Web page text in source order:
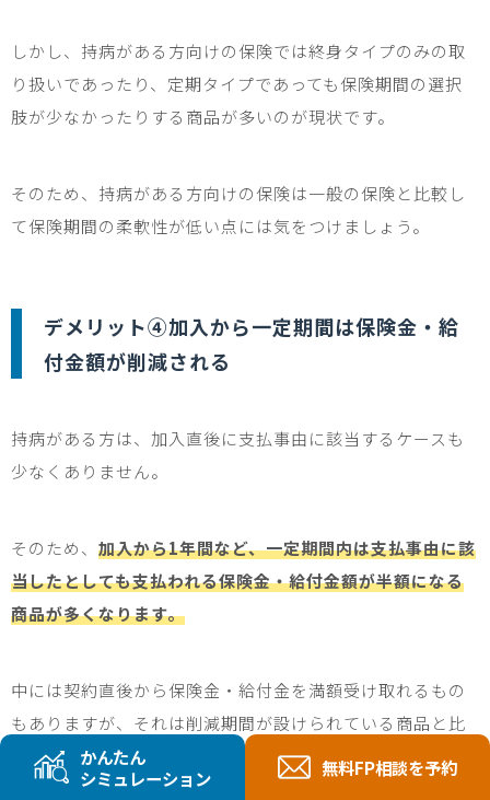
かんたん
シミュレーション
無料FP相談を予約
しかし、持病がある方向けの保険では終身タイプのみの取
り扱いであったり、定期タイプであっても保険期間の選択
肢が少なかったりする商品が多いのが現状です。
そのため、持病がある方向けの保険は一般の保険と比較し
て保険期間の柔軟性が低い点には気をつけましょう。
デメリット④加入から一定期間は保険金・給
付金額が削減される
持病がある方は、加入直後に支払事由に該当するケースも
少なくありません。
そのため、 加入から1年間など、一定期間内は支払事由に該
当したとしても支払われる保険金・給付金額が半額になる
商品が多くなります。
中には契約直後から保険金・給付金を満額受け取れるもの
もありますが、それは削減期間が設けられている商品と比
較して、保険料がより高額になる点には注意しましょう。